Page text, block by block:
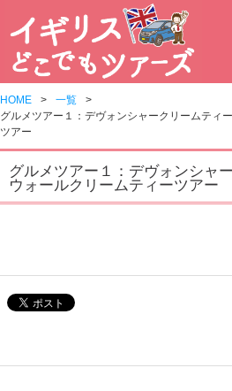
HOME
一覧
グルメツアー１：デヴォンシャークリームティ
ツアー
グルメツアー１：デヴォンシャ
ウォールクリームティーツアー